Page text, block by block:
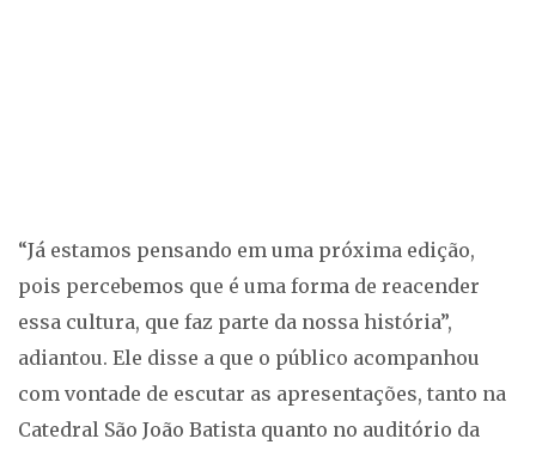
“Já estamos pensando em uma próxima edição,
pois percebemos que é uma forma de reacender
essa cultura, que faz parte da nossa história”,
adiantou. Ele disse a que o público acompanhou
com vontade de escutar as apresentações, tanto na
Catedral São João Batista quanto no auditório da